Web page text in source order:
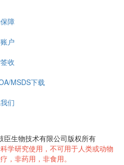
障
户
收
MSDS下载
们
生物技术有限公司版权所有
学研究使用，不可用于人类或动物
，非药用，非食用。